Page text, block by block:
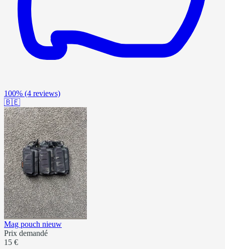
100% (4 reviews)
🇧🇪
Mag pouch nieuw
Prix demandé
15 €